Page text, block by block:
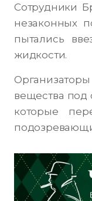
Сотрудники
незаконных
пытались
жидкости.
вещества
которые